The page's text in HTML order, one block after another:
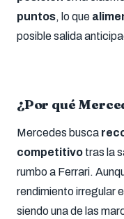
puntos, lo que
posible salida
¿Por qué
Mercedes busca
competitivo tras la
rumbo a Ferrari.
rendimiento irregular
siendo una de las